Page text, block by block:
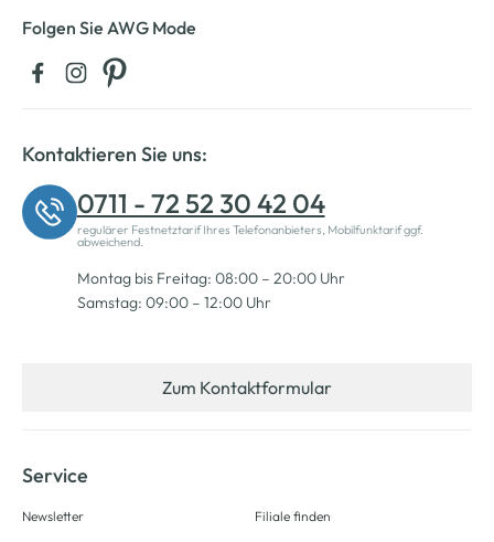
Folgen Sie AWG Mode
Kontaktieren Sie uns:
0711 - 72 52 30 42 04
regulärer Festnetztarif Ihres Telefonanbieters, Mobilfunktarif ggf.
abweichend.
Montag bis Freitag: 08:00 – 20:00 Uhr
Samstag: 09:00 – 12:00 Uhr
Zum Kontaktformular
Service
Newsletter Filiale finden